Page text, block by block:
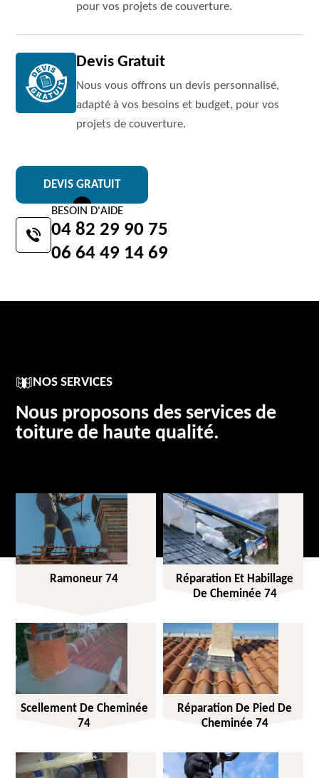
pour vos projets de couverture.
Devis Gratuit
Nous vous offrons un devis personnalisé,
adapté à vos besoins et budget, pour vos
projets de couverture.
DEVIS GRATUIT
BESOIN D'AIDE
04 82 29 90 75
06 64 49 14 69
NOS SERVICES
Nous proposons des services de
toiture de haute qualité.
Ramoneur 74
Réparation Et Habillage
De Cheminée 74
Scellement De Cheminée
74
Réparation De Pied De
Cheminée 74